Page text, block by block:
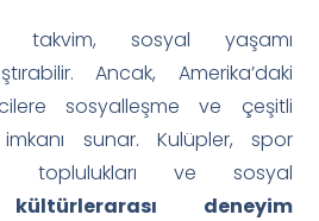
takvim, sosyal yaşamı
Ancak, Amerika’daki
sosyalleşme ve çeşitli
sunar. Kulüpler, spor
toplulukları ve sosyal
kültürlerarası deneyim